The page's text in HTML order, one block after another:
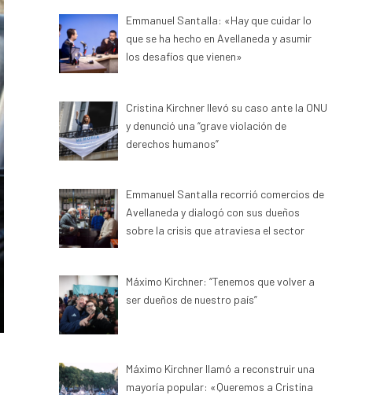
Emmanuel Santalla: «Hay que cuidar lo
que se ha hecho en Avellaneda y asumir
los desafíos que vienen»
Cristina Kirchner llevó su caso ante la ONU
y denunció una “grave violación de
derechos humanos”
Emmanuel Santalla recorrió comercios de
Avellaneda y dialogó con sus dueños
sobre la crisis que atraviesa el sector
Máximo Kirchner: “Tenemos que volver a
ser dueños de nuestro país”
Máximo Kirchner llamó a reconstruir una
mayoría popular: «Queremos a Cristina